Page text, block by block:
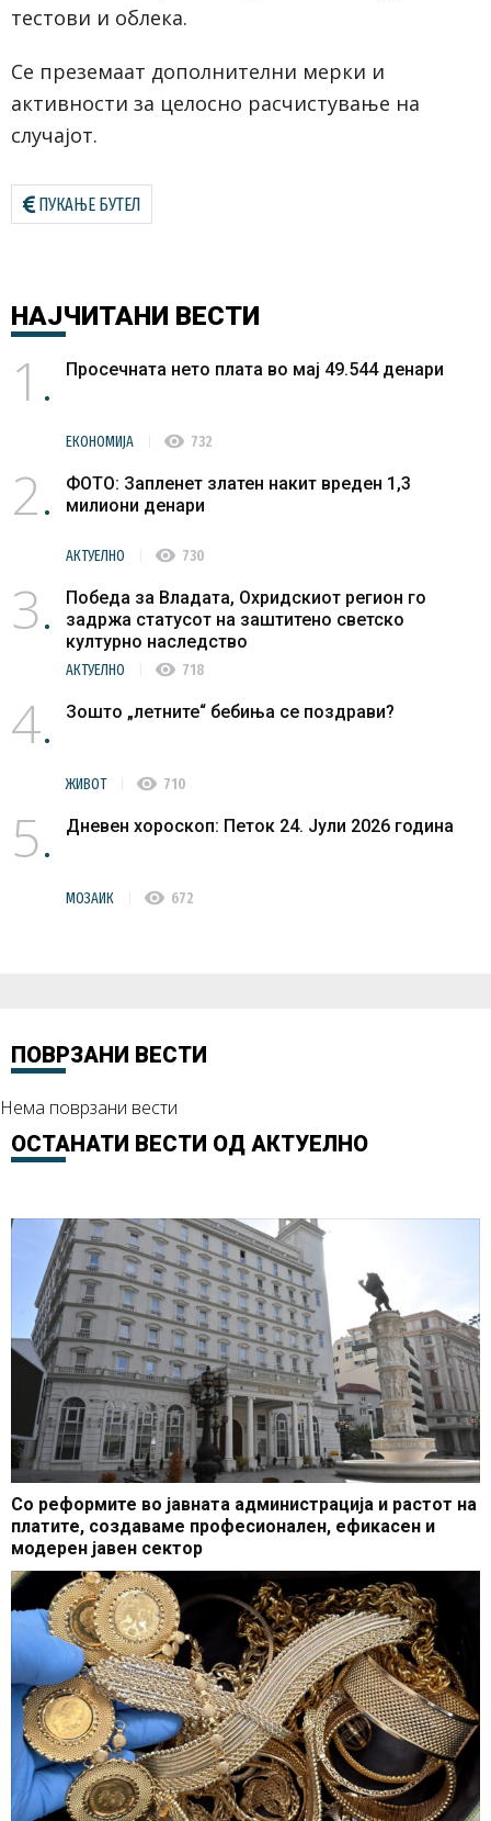
тестови и облека.
Се преземаат дополнителни мерки и
активности за целосно расчистување на
случајот.
ПУКАЊЕ БУТЕЛ
НАЈЧИТАНИ ВЕСТИ
1 Просечната нето плата во мај 49.544 денари
ЕКОНОМИЈА visibility 732
2
ФОТО: Запленет златен накит вреден 1,3
милиони денари
АКТУЕЛНО visibility 730
3
Победа за Владата, Охридскиот регион го
задржа статусот на заштитено светско
културно наследство
АКТУЕЛНО visibility 718
4 Зошто „летните“ бебиња се поздрави?
ЖИВОТ visibility 710
5 Дневен хороскоп: Петок 24. Јули 2026 година
МОЗАИК visibility 672
ПОВРЗАНИ ВЕСТИ
Нема поврзани вести
ОСТАНАТИ ВЕСТИ ОД АКТУЕЛНО
Со реформите во јавната администрација и растот на
платите, создаваме професионален, ефикасен и
модерен јавен сектор